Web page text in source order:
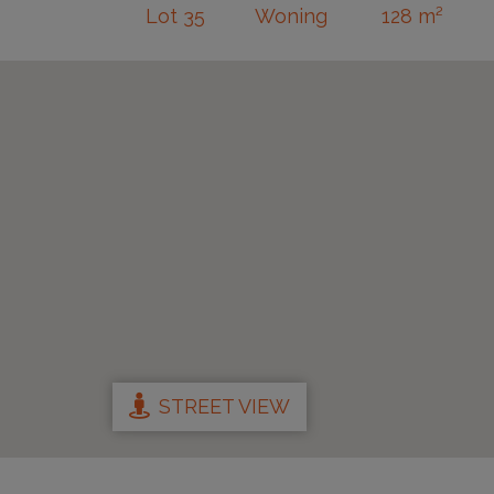
Lot 35
Woning 128 m²
STREET VIEW